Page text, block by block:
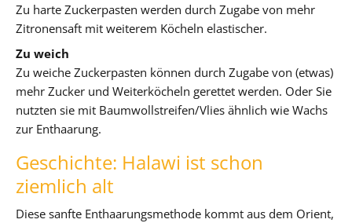
Zu harte Zuckerpasten werden durch Zugabe von mehr
Zitronensaft mit weiterem Köcheln elastischer.
Zu weich
Zu weiche Zuckerpasten können durch Zugabe von (etwas)
mehr Zucker und Weiterköcheln gerettet werden. Oder Sie
nutzten sie mit Baumwollstreifen/Vlies ähnlich wie Wachs
zur Enthaarung.
Geschichte: Halawi ist schon
ziemlich alt
Diese sanfte Enthaarungsmethode kommt aus dem Orient,